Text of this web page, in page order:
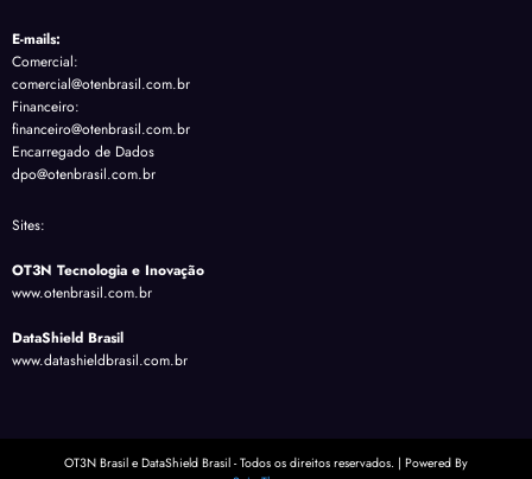
E-mails:
Comercial:
comercial@otenbrasil.com.br
Financeiro:
financeiro@otenbrasil.com.br
Encarregado de Dados
dpo@otenbrasil.com.br
Sites:
OT3N Tecnologia e Inovação
www.otenbrasil.com.br
DataShield Brasil
www.datashieldbrasil.com.br
OT3N Brasil e DataShield Brasil - Todos os direitos reservados. | Powered By